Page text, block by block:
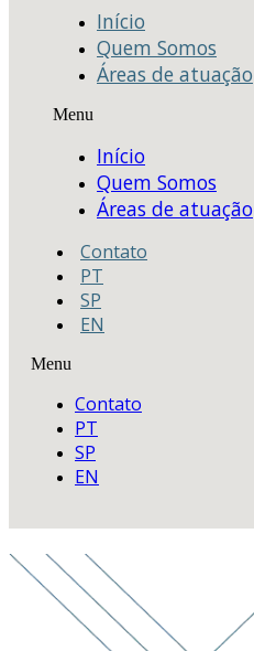
Início
Quem Somos
Áreas de atuação
Menu
Início
Quem Somos
Áreas de atuação
Contato
PT
SP
EN
Menu
Contato
PT
SP
EN